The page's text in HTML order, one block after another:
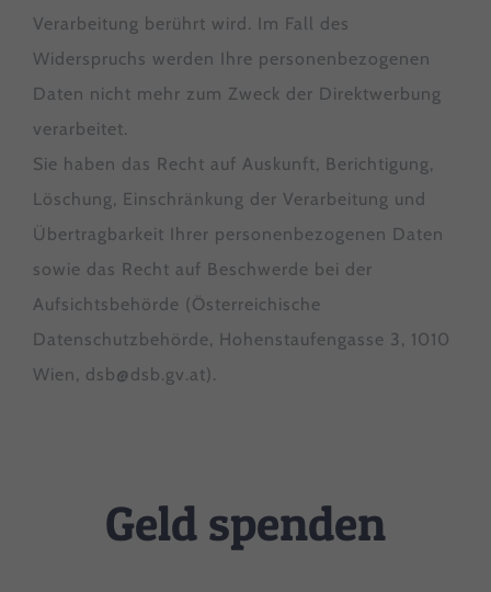
Verarbeitung berührt wird. Im Fall des
Widerspruchs werden Ihre personenbezogenen
Daten nicht mehr zum Zweck der Direktwerbung
verarbeitet.
Sie haben das Recht auf Auskunft, Berichtigung,
Löschung, Einschränkung der Verarbeitung und
Übertragbarkeit Ihrer personenbezogenen Daten
sowie das Recht auf Beschwerde bei der
Aufsichtsbehörde (Österreichische
Datenschutzbehörde, Hohenstaufengasse 3, 1010
Wien, dsb@dsb.gv.at).
Geld spenden